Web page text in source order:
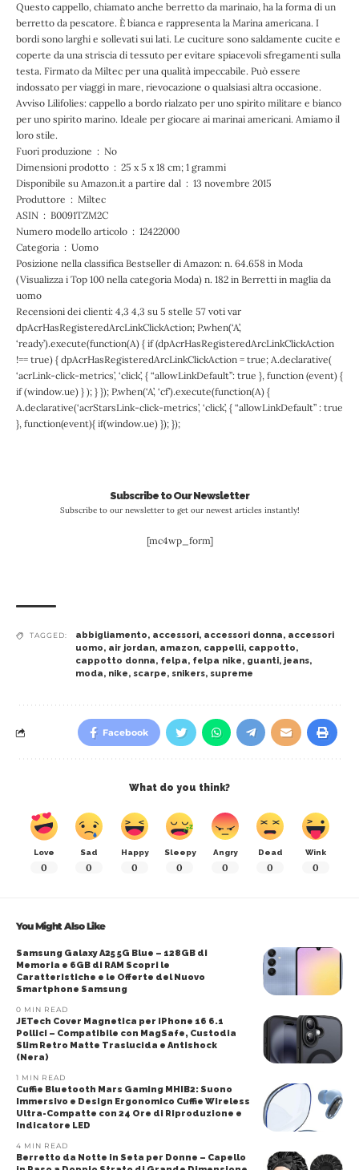
Questo cappello, chiamato anche berretto da marinaio, ha la forma di un
berretto da pescatore. È bianca e rappresenta la Marina americana. I
bordi sono larghi e sollevati sui lati. Le cuciture sono saldamente cucite e
coperte da una striscia di tessuto per evitare spiacevoli sfregamenti sulla
testa. Firmato da Miltec per una qualità impeccabile. Può essere
indossato per viaggi in mare, rievocazione o qualsiasi altra occasione.
Avviso Lilifolies: cappello a bordo rialzato per uno spirito militare e bianco
per uno spirito marino. Ideale per giocare ai marinai americani. Amiamo il
loro stile.
Fuori produzione ‏ : ‎ No
Dimensioni prodotto ‏ : ‎ 25 x 5 x 18 cm; 1 grammi
Disponibile su Amazon.it a partire dal ‏ : ‎ 13 novembre 2015
Produttore ‏ : ‎ Miltec
ASIN ‏ : ‎ B0091TZM2C
Numero modello articolo ‏ : ‎ 12422000
Categoria ‏ : ‎ Uomo
Posizione nella classifica Bestseller di Amazon: n. 64.658 in Moda
(Visualizza i Top 100 nella categoria Moda) n. 182 in Berretti in maglia da
uomo
Recensioni dei clienti: 4,3 4,3 su 5 stelle 57 voti var
dpAcrHasRegisteredArcLinkClickAction; P.when(‘A’,
‘ready’).execute(function(A) { if (dpAcrHasRegisteredArcLinkClickAction
!== true) { dpAcrHasRegisteredArcLinkClickAction = true; A.declarative(
‘acrLink-click-metrics’, ‘click’, { “allowLinkDefault”: true }, function (event) {
if (window.ue) } ); } }); P.when(‘A’, ‘cf’).execute(function(A) {
A.declarative(‘acrStarsLink-click-metrics’, ‘click’, { “allowLinkDefault” : true
}, function(event){ if(window.ue) }); });
Subscribe to Our Newsletter
Subscribe to our newsletter to get our newest articles instantly!
[mc4wp_form]
TAGGED: abbigliamento, accessori, accessori donna, accessori
uomo, air jordan, amazon, cappelli, cappotto,
cappotto donna, felpa, felpa nike, guanti, jeans,
moda, nike, scarpe, snikers, supreme
Facebook
What do you think?
Love
0
Sad
0
Happy
0
Sleepy
0
Angry
0
Dead
0
Wink
0
You Might Also Like
Samsung Galaxy A25 5G Blue – 128GB di
Memoria e 6GB di RAM Scopri le
Caratteristiche e le Offerte del Nuovo
Smartphone Samsung
0 MIN READ
JETech Cover Magnetica per iPhone 16 6.1
Pollici – Compatibile con MagSafe, Custodia
Slim Retro Matte Traslucida e Antishock
(Nera)
1 MIN READ
Cuffie Bluetooth Mars Gaming MHIB2: Suono
Immersivo e Design Ergonomico Cuffie Wireless
Ultra-Compatte con 24 Ore di Riproduzione e
Indicatore LED
4 MIN READ
Berretto da Notte in Seta per Donne – Capello